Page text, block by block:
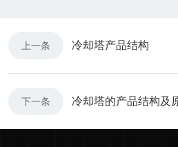
上一条 冷却塔产品结构
下一条 冷却塔的产品结构及